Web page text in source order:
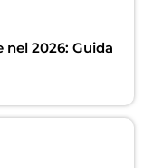
nel 2026: Guida